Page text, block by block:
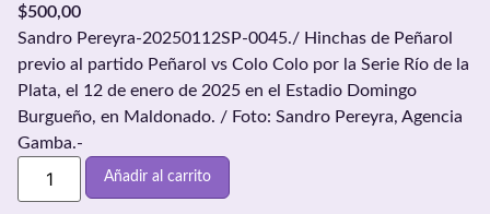
$500,00
Sandro Pereyra-20250112SP-0045./ Hinchas de Peñarol
previo al partido Peñarol vs Colo Colo por la Serie Río de la
Plata, el 12 de enero de 2025 en el Estadio Domingo
Burgueño, en Maldonado. / Foto: Sandro Pereyra, Agencia
Gamba.-
Añadir al carrito